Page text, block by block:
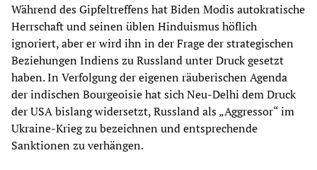
Während des Gipfeltreffens hat Biden Modis autokratische
Herrschaft und seinen üblen Hinduismus höflich
ignoriert, aber er wird ihn in der Frage der strategischen
Beziehungen Indiens zu Russland unter Druck gesetzt
haben. In Verfolgung der eigenen räuberischen Agenda
der indischen Bourgeoisie hat sich Neu-Delhi dem Druck
der USA bislang widersetzt, Russland als „Aggressor“ im
Ukraine-Krieg zu bezeichnen und entsprechende
Sanktionen zu verhängen.